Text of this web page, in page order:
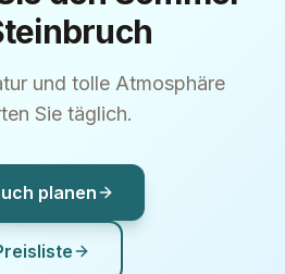
und tolle Atmosphäre
Sie täglich.
planen